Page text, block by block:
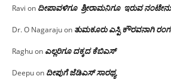
Ravi on ದೀಪಾವಳಿಗೂ ಶ್ರೀರಾಮನಿಗೂ ಇರುವ
Dr. O Nagarajuon ತುಮಕೂರು ಎಸ್ಪಿ ಕೌರವನಾಗಿ
Raghuon ಎಲ್ಲರಿಗೂ ದಕ್ಕದ ಕೆಬಿಎಸ್
Deepuon ದೀಪುಗೆ ಜೆಡಿಎಸ್ ಸಾರಥ್ಯ